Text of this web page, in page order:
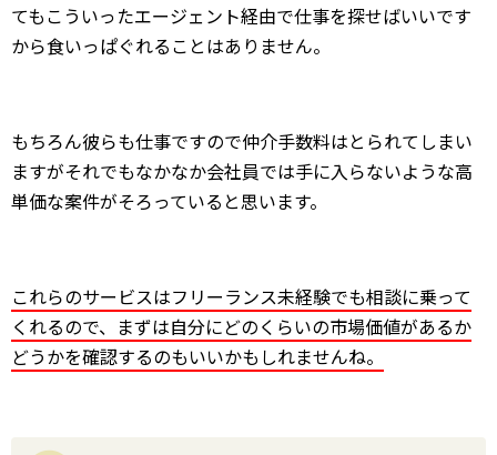
てもこういったエージェント経由で仕事を探せばいいです
から食いっぱぐれることはありません。
もちろん彼らも仕事ですので仲介手数料はとられてしまい
ますがそれでもなかなか会社員では手に入らないような高
単価な案件がそろっていると思います。
これらのサービスはフリーランス未経験でも相談に乗って
くれるので、まずは自分にどのくらいの市場価値があるか
どうかを確認するのもいいかもしれませんね。